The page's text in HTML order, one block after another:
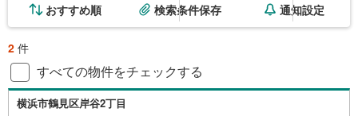
おすすめ順 検索条件保存 通知設定
2 件
すべての物件をチェックする
横浜市鶴見区岸谷2丁目